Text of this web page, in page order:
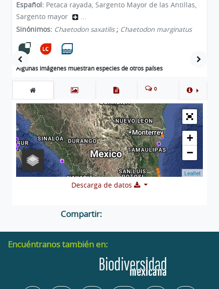
Español: Petaca rayada, Sargento Mayor de las Antillas,
Sargento mayor
...
Sinónimos: Chaetodon saxatilis ; Chaetodon marginatus
Algunas imágenes muestran especies de otros países
0
+
−
Leaflet
Descarga de datos
Compartir:
Encuéntranos también en: